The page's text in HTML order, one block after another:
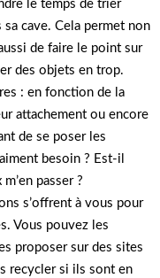
le temps de trier
cave. Cela permet non
de faire le point sur
des objets en trop.
: en fonction de la
attachement ou encore
de se poser les
besoin ? Est-il
passer ?
s’offrent à vous pour
Vous pouvez les
proposer sur des sites
recycler si ils sont en